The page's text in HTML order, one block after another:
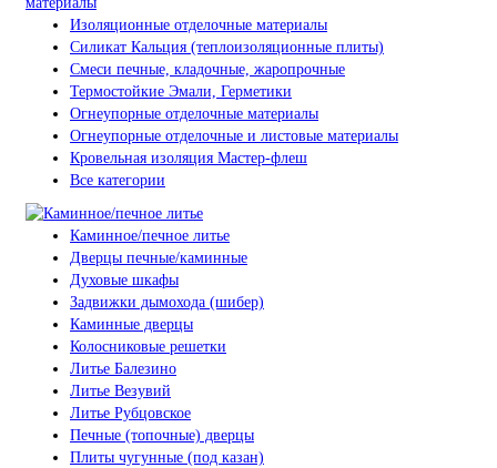
Изоляционные отделочные материалы
Силикат Кальция (теплоизоляционные плиты)
Смеси печные, кладочные, жаропрочные
Термостойкие Эмали, Герметики
Огнеупорные отделочные материалы
Огнеупорные отделочные и листовые материалы
Кровельная изоляция Мастер-флеш
Все категории
Каминное/печное литье
Дверцы печные/каминные
Духовые шкафы
Задвижки дымохода (шибер)
Каминные дверцы
Колосниковые решетки
Литье Балезино
Литье Везувий
Литье Рубцовское
Печные (топочные) дверцы
Плиты чугунные (под казан)